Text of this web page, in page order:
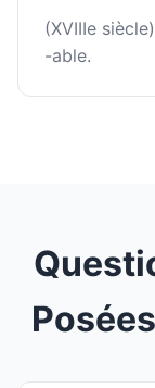
(XVIIIe
-able.